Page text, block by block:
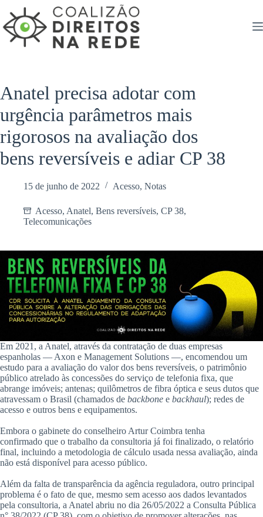
para
o
conteúdo
Anatel precisa adotar com
urgência parâmetros mais
rigorosos na avaliação dos
bens reversíveis e adiar CP 38
15 de junho de 2022 Acesso, Notas
Acesso, Anatel, Bens reversíveis, CP 38,
Telecomunicações
Em 2021, a Anatel, através da contratação de duas empresas
espanholas — Axon e Management Solutions —, encomendou um
estudo para a avaliação do valor dos bens reversíveis, o patrimônio
público atrelado às concessões do serviço de telefonia fixa, que
abrange imóveis; antenas; quilômetros de fibra óptica e seus dutos que
atravessam o Brasil (chamados de backbone e backhaul); redes de
acesso e outros bens e equipamentos.
Embora o gabinete do conselheiro Artur Coimbra tenha
confirmado que o trabalho da consultoria já foi finalizado, o relatório
final, incluindo a metodologia de cálculo usada nessa avaliação, ainda
não está disponível para acesso público.
Além da falta de transparência da agência reguladora, outro principal
problema é o fato de que, mesmo sem acesso aos dados levantados
pela consultoria, a Anatel abriu no dia 26/05/2022 a Consulta Pública